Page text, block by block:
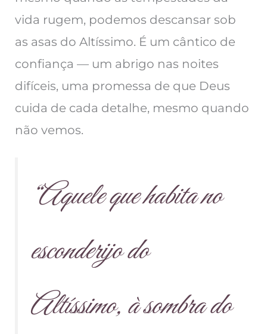
vida rugem, podemos descansar sob
as asas do Altíssimo. É um cântico de
confiança — um abrigo nas noites
difíceis, uma promessa de que Deus
cuida de cada detalhe, mesmo quando
não vemos.
“Aquele que habita no
esconderijo do
Altíssimo, à sombra do